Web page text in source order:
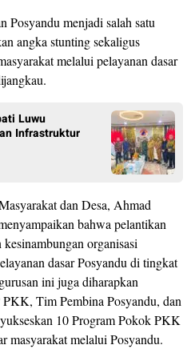
Posyandu menjadi salah satu
angka stunting sekaligus
melalui pelayanan dasar
Luwu
Infrastruktur
dan Desa, Ahmad
bahwa pelantikan
organisasi
dasar Posyandu di tingkat
ini juga diharapkan
Tim Pembina Posyandu, dan
10 Program Pokok PKK
masyarakat melalui Posyandu.